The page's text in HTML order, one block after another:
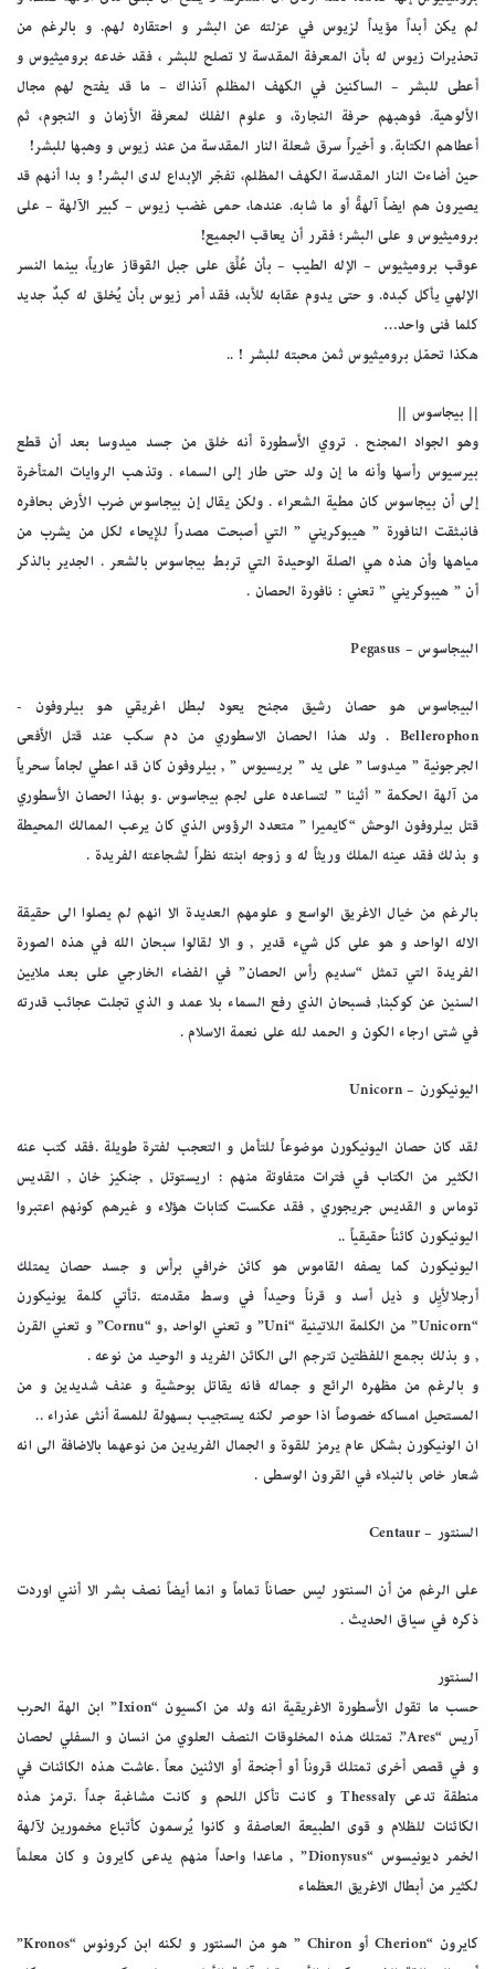
لم يكن أبداً مؤيداً لزيوس في عزلته عن البشر و احتقاره لهم. و بالرغم من
تحذيرات زيوس له بأن المعرفة المقدسة لا تصلح للبشر ، فقد خدعه بروميثيوس و
أعطى للبشر – الساكنين في الكهف المظلم آنذاك – ما قد يفتح لهم مجال
الألوهية. فوهبهم حرفة النجارة، و علوم الفلك لمعرفة الأزمان و النجوم، ثم
أعطاهم الكتابة. و أخيراً سرق شعلة النار المقدسة من عند زيوس و وهبها للبشر!
حين أضاءت النار المقدسة الكهف المظلم، تفجّر الإبداع لدى البشر! و بدا أنهم قد
يصيرون هم ايضاً آلهةً أو ما شابه. عندها، حمى غضب زيوس – كبير الآلهة – على
بروميثيوس و على البشر؛ فقرر أن يعاقب الجميع!
عوقب بروميثيوس – الإله الطيب – بأن عُلِّق على جبل القوقاز عارياً، بينما النسر
الإلهي يأكل كبده. و حتى يدوم عقابه للأبد، فقد أمر زيوس بأن يُخلق له كبدٌ جديد
كلما فنى واحد…
هكذا تحمّل بروميثيوس ثمن محبته للبشر ! ..
|| بيجاسوس ||
وهو الجواد المجنح . تروي الأسطورة أنه خلق من جسد ميدوسا بعد أن قطع
بيرسيوس رأسها وأنه ما إن ولد حتى طار إلى السماء . وتذهب الروايات المتأخرة
إلى أن بيجاسوس كان مطية الشعراء . ولكن يقال إن بيجاسوس ضرب الأرض بحافره
فانبثقت النافورة ” هيبوكريني ” التي أصبحت مصدراً للإيحاء لكل من يشرب من
مياهها وأن هذه هي الصلة الوحيدة التي تربط بيجاسوس بالشعر . الجدير بالذكر
أن ” هيبوكريني ” تعني : نافورة الحصان .
البيجاسوس – Pegasus
البيجاسوس هو حصان رشيق مجنح يعود لبطل اغريقي هو بيلروفون -
Bellerophon . ولد هذا الحصان الاسطوري من دم سكب عند قتل الأفعى
الجرجونية ” ميدوسا ” على يد ” بريسيوس ” , بيلروفون كان قد اعطي لجاماً سحرياً
من آلهة الحكمة ” أثينا ” لتساعده على لجم بيجاسوس .و بهذا الحصان الأسطوري
قتل بيلروفون الوحش “كايميرا ” متعدد الرؤوس الذي كان يرعب الممالك المحيطة
و بذلك فقد عينه الملك وريثاً له و زوجه ابنته نظراً لشجاعته الفريدة .
بالرغم من خيال الاغريق الواسع و علومهم العديدة الا انهم لم يصلوا الى حقيقة
الاله الواحد و هو على كل شيء قدير , و الا لقالوا سبحان الله في هذه الصورة
الفريدة التي تمثل “سديم رأس الحصان” في الفضاء الخارجي على بعد ملايين
السنين عن كوكبنا, فسبحان الذي رفع السماء بلا عمد و الذي تجلت عجائب قدرته
في شتى ارجاء الكون و الحمد لله على نعمة الاسلام .
اليونيكورن – Unicorn
لقد كان حصان اليونيكورن موضوعاً للتأمل و التعجب لفترة طويلة .فقد كتب عنه
الكثير من الكتاب في فترات متفاوتة منهم : اريستوتل , جنكيز خان , القديس
توماس و القديس جريجوري , فقد عكست كتابات هؤلاء و غيرهم كونهم اعتبروا
اليونيكورن كائناً حقيقياً ..
اليونيكورن كما يصفه القاموس هو كائن خرافي برأس و جسد حصان يمتلك
أرجلالأيِل و ذيل أسد و قرناً وحيداً في وسط مقدمته .تأتي كلمة يونيكورن
“Unicorn” من الكلمة اللاتينية “Uni” و تعني الواحد ,و “Cornu” و تعني القرن
, و بذلك بجمع اللفظتين تترجم الى الكائن الفريد و الوحيد من نوعه .
و بالرغم من مظهره الرائع و جماله فانه يقاتل بوحشية و عنف شديدين و من
المستحيل امساكه خصوصاً اذا حوصر لكنه يستجيب بسهولة للمسة أنثى عذراء ..
ان الونيكورن بشكل عام يرمز للقوة و الجمال الفريدين من نوعهما بالاضافة الى انه
شعار خاص بالنبلاء في القرون الوسطى .
السنتور – Centaur
على الرغم من أن السنتور ليس حصاناً تماماً و انما أيضاً نصف بشر الا أنني اوردت
ذكره في سياق الحديث .
السنتور
حسب ما تقول الأسطورة الاغريقية انه ولد من اكسيون “Ixion” ابن الهة الحرب
آريس “Ares”. تمتلك هذه المخلوقات النصف العلوي من انسان و السفلي لحصان
و في قصص أخرى تمتلك قروناً أو أجنحة أو الاثنين معاً .عاشت هذه الكائنات في
منطقة تدعى Thessaly و كانت تأكل اللحم و كانت مشاغبة جداً .ترمز هذه
الكائنات للظلام و قوى الطبيعة العاصفة و كانوا يُرسمون كأتباع مخمورين لآلهة
الخمر ديونيسوس “Dionysus” , ماعدا واحداً منهم يدعى كايرون و كان معلماً
لكثير من أبطال الاغريق العظماء
كايرون “Cherion أو Chiron ” هو من السنتور و لكنه ابن كرونوس “Kronos”